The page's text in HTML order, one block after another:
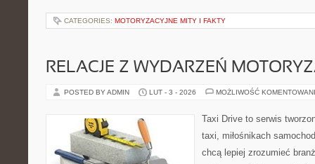
CATEGORIES: MOTORYZACYJNE MITY I FAKTY
RELACJE Z WYDARZEŃ
POSTED BY ADMIN LUT - 3 - 2026 MOŻLIWOŚĆ
Taxi Drive to serwis
taxi, miłośnikach
chcą lepiej zrozumieć